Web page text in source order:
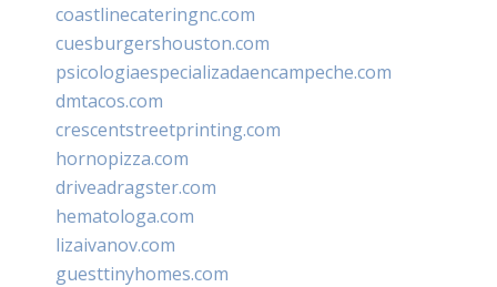
coastlinecateringnc.com
cuesburgershouston.com
psicologiaespecializadaencampeche.com
dmtacos.com
crescentstreetprinting.com
hornopizza.com
driveadragster.com
hematologa.com
lizaivanov.com
guesttinyhomes.com